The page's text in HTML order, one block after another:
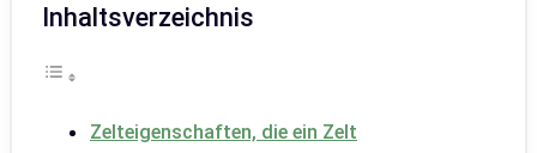
Inhaltsverzeichnis
Zelteigenschaften, die ein Zelt